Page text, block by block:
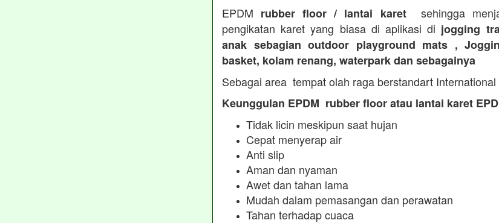
EPDM rubber floor / lantai karetsehingga
pengikatan karet yang biasa di aplikasi di jogging
anak sebagian outdoor playground mats ,
basket, kolam renang, waterpark dan sebagainya
Sebagai area tempat olah raga berstandart International
Keunggulan EPDM rubber floor atau lantai karet
Tidak licin meskipun saat hujan
Cepat menyerap air
Anti slip
Aman dan nyaman
Awet dan tahan lama
Mudah dalam pemasangan dan perawatan
Tahan terhadap cuaca